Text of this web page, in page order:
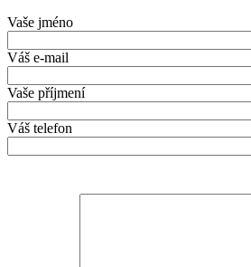
Vaše jméno
Váš e-mail
Vaše příjmení
Váš telefon